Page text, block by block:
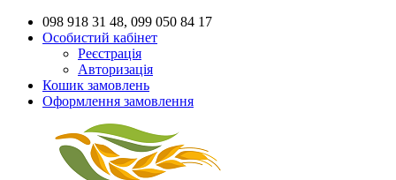
098 918 31 48, 099 050 84 17
Особистий кабінет
Реєстрація
Авторизація
Кошик замовлень
Оформлення замовлення